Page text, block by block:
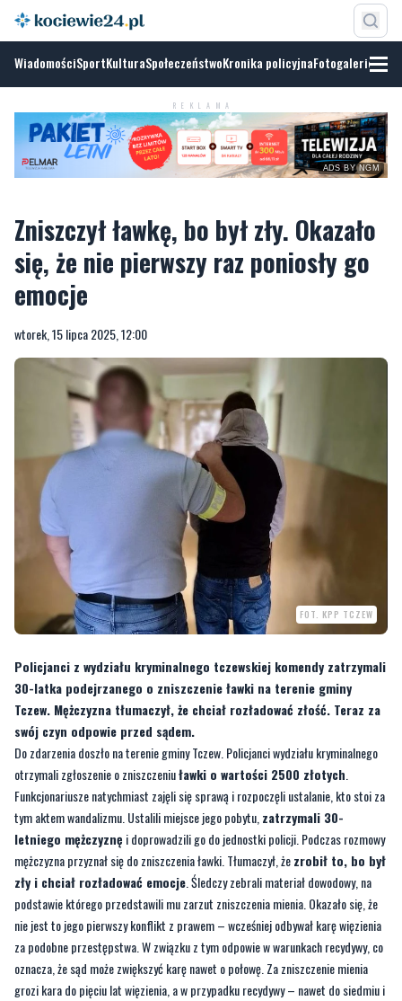
WiadomościSportKulturaSpołeczeństwoKronika policyjnaFotogalerie
REKLAMA
ADS BY NGM
Zniszczył ławkę, bo był zły. Okazało
się, że nie pierwszy raz poniosły go
emocje
wtorek, 15 lipca 2025, 12:00
FOT. KPP TCZEW
Policjanci z wydziału kryminalnego tczewskiej komendy zatrzymali
30-latka podejrzanego o zniszczenie ławki na terenie gminy
Tczew. Mężczyzna tłumaczył, że chciał rozładować złość. Teraz za
swój czyn odpowie przed sądem.
Do zdarzenia doszło na terenie gminy Tczew. Policjanci wydziału kryminalnego
otrzymali zgłoszenie o zniszczeniuławki o wartości 2500 złotych
Funkcjonariusze natychmiast zajęli się sprawą i rozpoczęli ustalanie, kto stoi za
tym aktem wandalizmu. Ustalili miejsce jego pobytu, zatrzymali 30-
letniego mężczyznę i doprowadzili go do jednostki policji. Podczas rozmowy
mężczyzna przyznał się do zniszczenia ławki. Tłumaczył, żezrobił to, bo był
zły i chciał rozładować emocje . Śledczy zebrali materiał dowodowy, na
podstawie którego przedstawili mu zarzut zniszczenia mienia. Okazało się, że
nie jest to jego pierwszy konflikt z prawem – wcześniej odbywał karę więzienia
za podobne przestępstwa. W związku z tym odpowie w warunkach recydywy, co
oznacza, że sąd może zwiększyć karę nawet o połowę. Za zniszczenie mienia
grozi kara do pięciu lat więzienia, a w przypadku recydywy – nawet do siedmiu i